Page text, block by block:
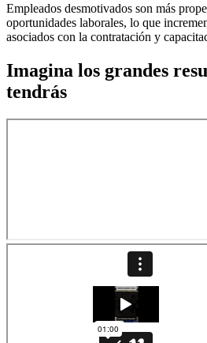
Empleados desmotivados son más
oportunidades laborales, lo que
asociados con la contratación y
Imagina los grandes
tendrás